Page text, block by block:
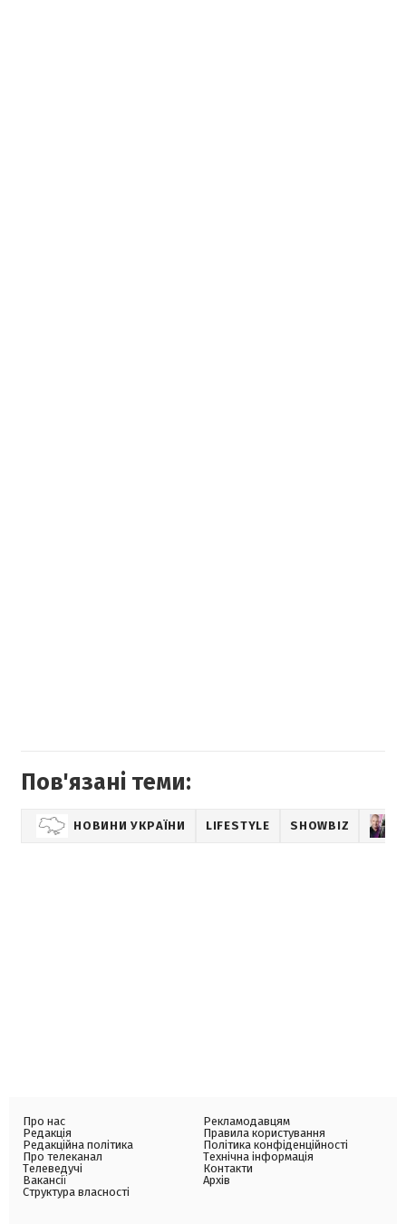
Пов'язані теми:
НОВИНИ УКРАЇНИ LIFESTYLE SHOWBIZ
Про нас
Редакція
Редакційна політика
Про телеканал
Телеведучі
Вакансії
Структура власності
Рекламодавцям
Правила користування
Політика конфіденційності
Технічна інформація
Контакти
Архів